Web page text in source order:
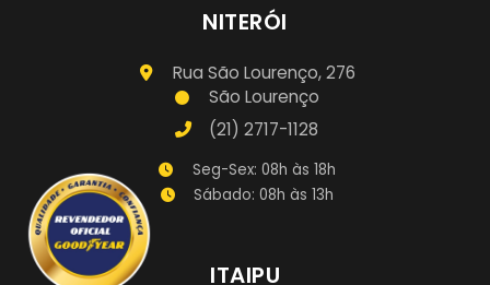
NITERÓI
Rua São Lourenço, 276
São Lourenço
(21) 2717-1128
Seg-Sex: 08h às 18h
Sábado: 08h às 13h
ITAIPU